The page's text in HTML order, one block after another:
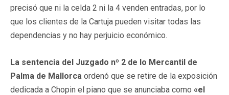
precisó que ni la celda 2 ni la 4 venden entradas, por lo
que los clientes de la Cartuja pueden visitar todas las
dependencias y no hay perjuicio económico.
La sentencia del Juzgado nº 2 de lo Mercantil de
Palma de Mallorca ordenó que se retire de la exposición
dedicada a Chopin el piano que se anunciaba como «el